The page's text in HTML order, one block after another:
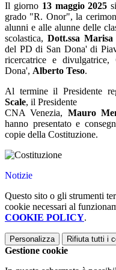
Il giorno 13 maggio 2025
grado "R. Onor", la
alunni e alle alunne delle
scolastica, Dott.ssa
del PD di San Dona' di
ricercatrice e divulgatrice,
Dona', Alberto Teso.
Al termine il Presidente
Scale, il Presidente
CNA Venezia, Mauro
hanno presentato e
copie della Costituzione.
Notizie
Questo sito o gli strumenti
cookie necessari al
COOKIE POLICY.
Personalizza Rifiuta tutti i
Gestione cookie